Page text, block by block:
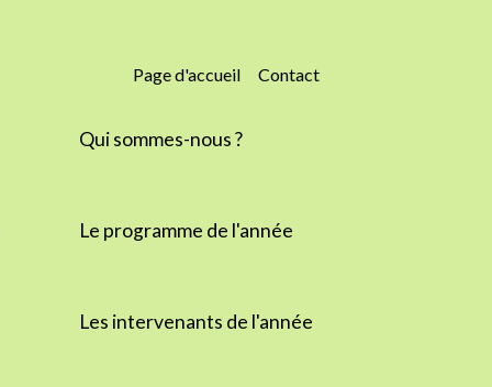
Page d'accueil Contact
Qui sommes-nous ?
Le programme de l'année
Les intervenants de l'année